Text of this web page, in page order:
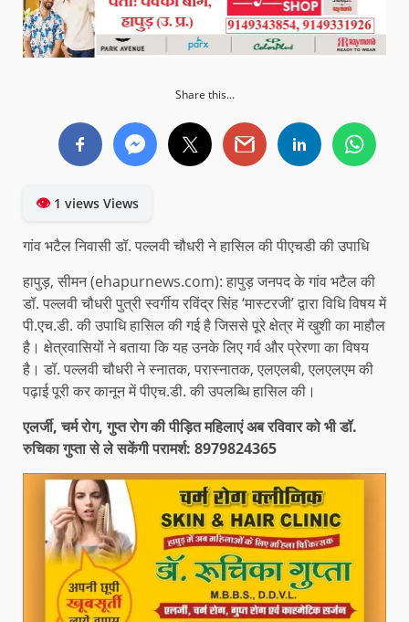
Share this...
👁1 views Views
गांव भटैल निवासी डॉ. पल्लवी चौधरी ने हासिल की पीएचडी की उपाधि
हापुड़, सीमन (ehapurnews.com): हापुड़ जनपद के गांव भटैल की
डॉ. पल्लवी चौधरी पुत्री स्वर्गीय रविंद्र सिंह ‘मास्टरजी’ द्वारा विधि विषय में
पी.एच.डी. की उपाधि हासिल की गई है जिससे पूरे क्षेत्र में खुशी का माहौल
है। क्षेत्रवासियों ने बताया कि यह उनके लिए गर्व और प्रेरणा का विषय
है। डॉ. पल्लवी चौधरी ने स्नातक, परास्नातक, एलएलबी, एलएलएम की
पढ़ाई पूरी कर कानून में पीएच.डी. की उपलब्धि हासिल की।
एलर्जी, चर्म रोग, गुप्त रोग की पीड़ित महिलाएं अब रविवार को भी डॉ.
रुचिका गुप्ता से ले सकेंगी परामर्श: 8979824365